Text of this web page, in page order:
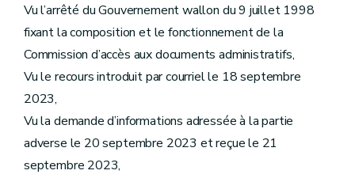
Vu l’arrêté du Gouvernement wallon du 9 juillet 1998
fixant la composition et le fonctionnement de la
Commission d’accès aux documents administratifs,
Vu le recours introduit par courriel le 18 septembre
2023,
Vu la demande d’informations adressée à la partie
adverse le 20 septembre 2023 et reçue le 21
septembre 2023,